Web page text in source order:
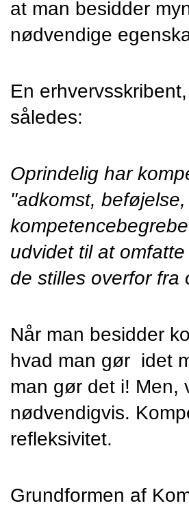
at man besidder
nødvendige
En
således:
Oprindelig har
"adkomst,
udvidet til at
de stilles overfor fra
Når man besidder
hvad man gør 
man gør det i! Men,
nødvendigvis.
refleksivitet.
Grundformen af